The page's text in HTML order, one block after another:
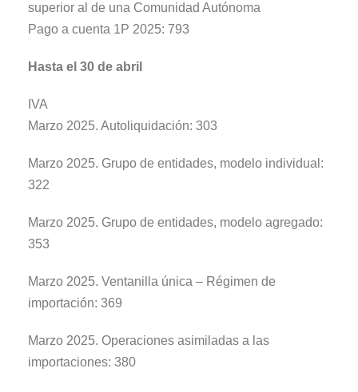
superior al de una Comunidad Autónoma
Pago a cuenta 1P 2025: 793
Hasta el 30 de abril
IVA
Marzo 2025. Autoliquidación: 303
Marzo 2025. Grupo de entidades, modelo individual:
322
Marzo 2025. Grupo de entidades, modelo agregado:
353
Marzo 2025. Ventanilla única – Régimen de
importación: 369
Marzo 2025. Operaciones asimiladas a las
importaciones: 380